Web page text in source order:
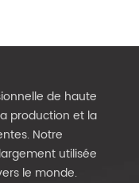
de haute
production et la
Notre
utilisée
le monde.